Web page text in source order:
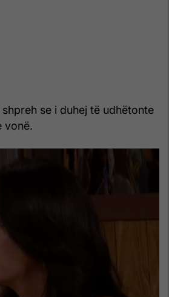
se i duhej të udhëtonte
vonë.